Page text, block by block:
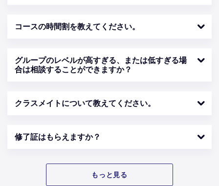
コースの時間割を教えてください。
グループのレベルが高すぎる、または低すぎる場
合は相談することができますか？
クラスメイトについて教えてください。
修了証はもらえますか？
もっと見る